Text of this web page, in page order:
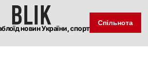
новин України, спорт
Спільнота